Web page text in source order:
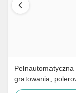
gratowania,
motocyklowych,